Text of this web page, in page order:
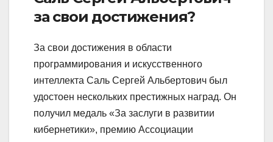
за свои достижения?
За свои достижения в области
программирования и искусственного
интеллекта Саль Сергей Альбертович был
удостоен нескольких престижных наград. Он
получил медаль «За заслуги в развитии
кибернетики», премию Ассоциации